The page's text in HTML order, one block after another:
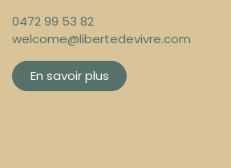
0472 99 53 82
welcome@libertedevivre.com
En savoir plus